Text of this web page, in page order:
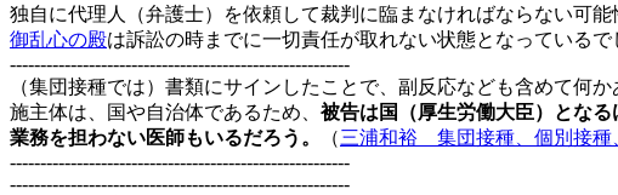
独自に代理人（弁護士）を依頼して裁判に臨まなければならない可
御乱心の殿は訴訟の時までに一切責任が取れない状態となっている
--------------------------------------------------------
（集団接種では）書類にサインしたことで、副反応なども含めて何
施主体は、国や自治体であるため、 被告は国（厚生労働大臣）とな
業務を担わない医師もいるだろう。
（三浦和裕 集団接種、個別接
--------------------------------------------------------
--------------------------------------------------------